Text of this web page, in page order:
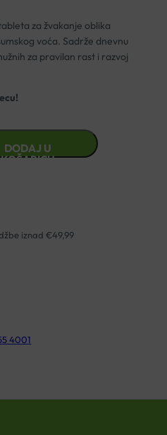
za žvakanje oblika
voća. Sadrže dnevnu
za pravilan rast i razvoj
DODAJ U
KOŠARICU
iznad €49,99
4001